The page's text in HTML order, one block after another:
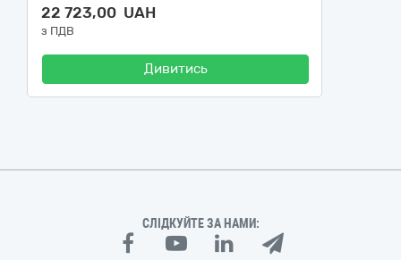
22 723,00 UAH
з ПДВ
Дивитись
СЛІДКУЙТЕ ЗА НАМИ: